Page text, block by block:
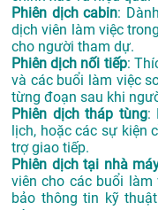
Phiên dịch cabin:
dịch viên làm việc
cho người tham dự.
Phiên dịch nối tiếp:
và các buổi làm việc
từng đoạn sau khi
Phiên dịch tháp tùng:
lịch, hoặc các sự kiện
trợ giao tiếp.
Phiên dịch tại nhà
viên cho các buổi làm
bảo thông tin kỹ